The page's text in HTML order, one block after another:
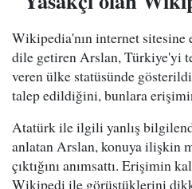
Wikipedia'nın internet
dile getiren Arslan, Türkiye'yi
veren ülke statüsünde
talep edildiğini, bunlara
Atatürk ile ilgili yanlış
anlatan Arslan, konuya ilişkin
çıktığını anımsattı. Erişimin
Wikipedi ile görüştüklerini